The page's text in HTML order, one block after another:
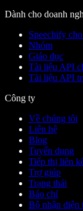
Dành cho doanh
Speechify
Nhóm
Giáo dục
Tài liệu API
Tài liệu API
Công ty
Về chúng tôi
Liên hệ
Blog
Tuyển dụng
Tiếp thị liên
Trợ giúp
Trạng thái
Báo chí
Bộ nhận diện